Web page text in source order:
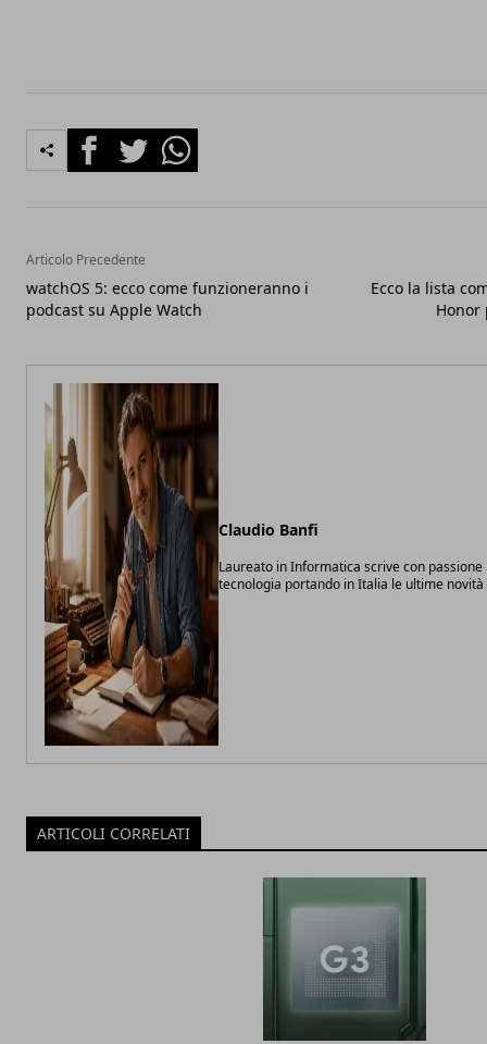
FacebookTwitterWhatsapp
Articolo Precedente
watchOS 5: ecco come funzioneranno i
podcast su Apple Watch
Ecco la lista
Claudio Banfi
Laureato in Informatica scrive con
tecnologia portando in Italia le ultime novità
ARTICOLI CORRELATI